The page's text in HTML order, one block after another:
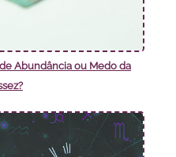
Abundância ou Medo da